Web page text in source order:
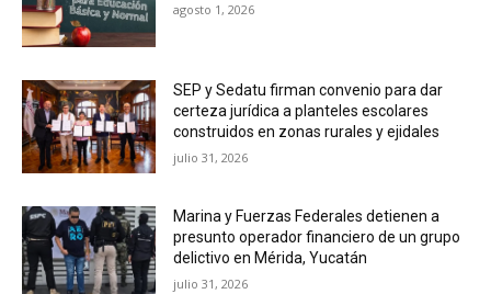
agosto 1, 2026
SEP y Sedatu firman convenio para dar
certeza jurídica a planteles escolares
construidos en zonas rurales y ejidales
julio 31, 2026
Marina y Fuerzas Federales detienen a
presunto operador financiero de un grupo
delictivo en Mérida, Yucatán
julio 31, 2026